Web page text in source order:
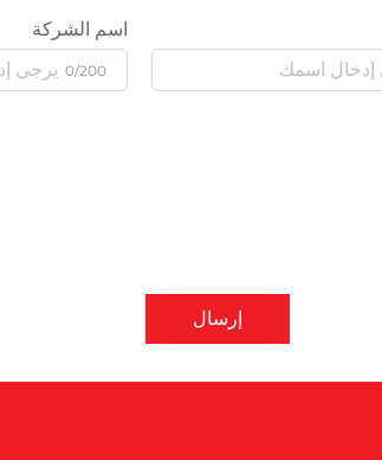
اسم الشركة
0/200
إرسال